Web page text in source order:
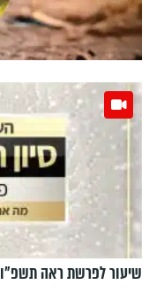
שיעור לפרשת ראה תשפ"ו